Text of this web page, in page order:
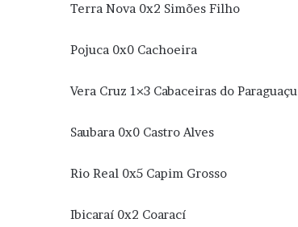
Terra Nova 0x2 Simões Filho
Pojuca 0x0 Cachoeira
Vera Cruz 1×3 Cabaceiras do Paraguaçu
Saubara 0x0 Castro Alves
Rio Real 0x5 Capim Grosso
Ibicaraí 0x2 Coarací